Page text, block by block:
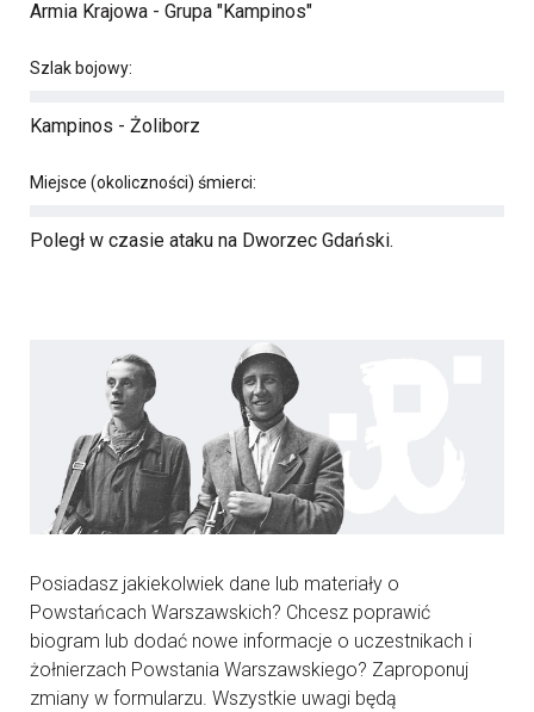
Armia Krajowa - Grupa "Kampinos"
Szlak bojowy:
Kampinos - Żoliborz
Miejsce (okoliczności) śmierci:
Poległ w czasie ataku na Dworzec Gdański.
Posiadasz jakiekolwiek dane lub materiały o
Powstańcach Warszawskich? Chcesz poprawić
biogram lub dodać nowe informacje o uczestnikach i
żołnierzach Powstania Warszawskiego? Zaproponuj
zmiany w formularzu. Wszystkie uwagi będą